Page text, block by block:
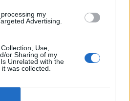
my
Advertising.
Use,
or Sharing of my
Unrelated with the
was collected.
Αστροπάρκο στην